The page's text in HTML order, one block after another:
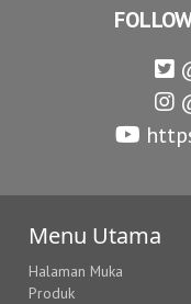
Menu Utama
Halaman Muka
Produk